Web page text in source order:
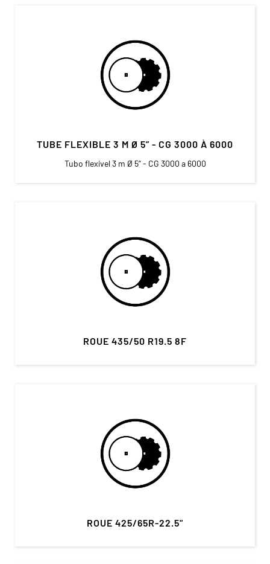
TUBE FLEXIBLE 3 M Ø 5” - CG 3000 À 6000
Tubo flexível 3 m Ø 5” - CG 3000 a 6000
ROUE 435/50 R19.5 8F
ROUE 425/65R-22.5"